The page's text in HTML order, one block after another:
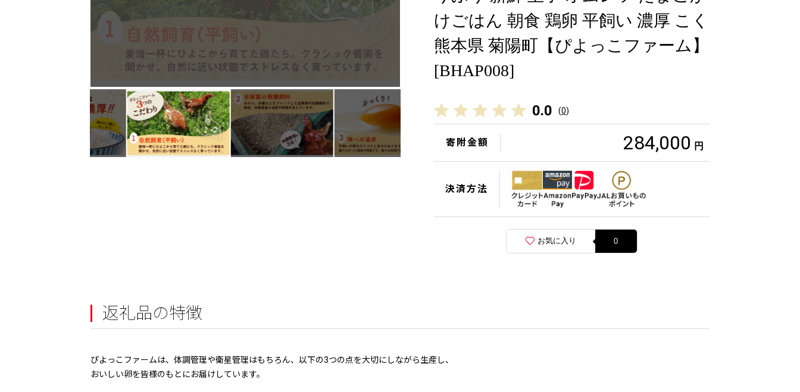
けごはん 朝食 鶏卵 平飼い 濃厚 こく
熊本県 菊陽町【ぴよっこファーム】
[BHAP008]
0.0 (0)
寄附金額 284,000 円
決済方法
お気に入り 0
返礼品の特徴
ぴよっこファームは、体調管理や衛星管理はもちろん、以下の3つの点を大切にしながら生産し、
おいしい卵を皆様のもとにお届けしています。